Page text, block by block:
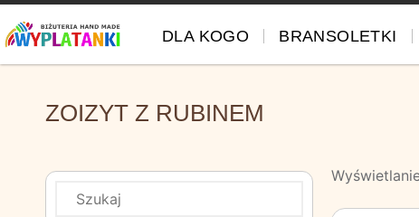
DLA KOGO BRANSOLETKI
ZOIZYT Z RUBINEM